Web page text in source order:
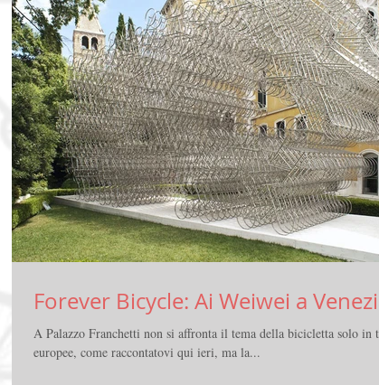
Forever Bicycle: Ai Weiwei a
A Palazzo Franchetti non si affronta il tema della bicicletta solo
europee, come raccontatovi qui ieri, ma la...